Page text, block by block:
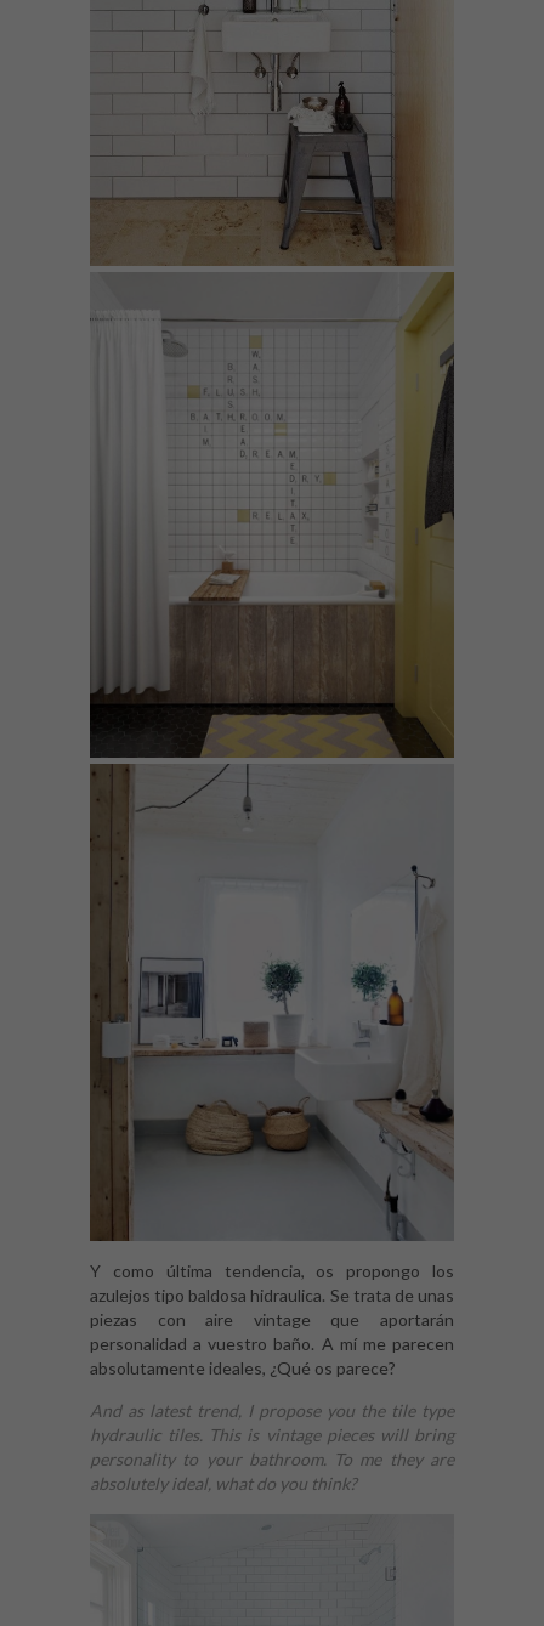
Y como última tendencia, os propongo los
azulejos tipo baldosa hidraulica. Se trata de unas
piezas con aire vintage que aportarán
personalidad a vuestro baño. A mí me parecen
absolutamente ideales, ¿Qué os parece?
And as latest trend, I propose you the tile type
hydraulic tiles. This is vintage pieces will bring
personality to your bathroom. To me they are
absolutely ideal, what do you think?